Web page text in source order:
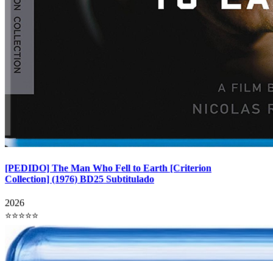
[PEDIDO] The Man Who Fell to Earth [Criterion
Collection] (1976) BD25 Subtitulado
2026
⭐⭐⭐⭐⭐